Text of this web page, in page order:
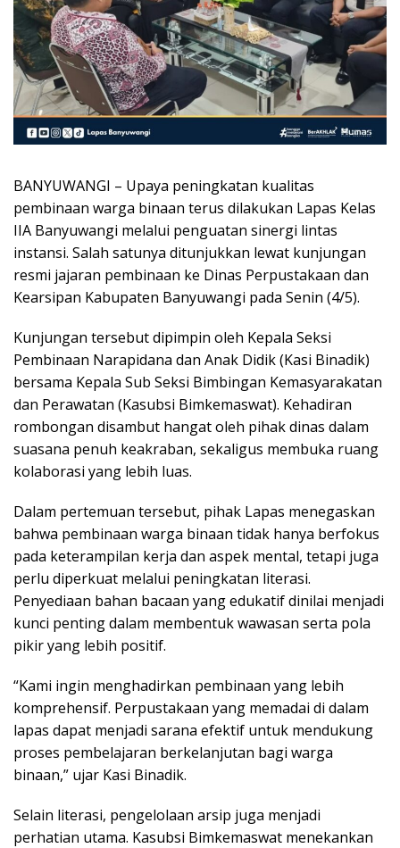
BANYUWANGI – Upaya peningkatan kualitas
pembinaan warga binaan terus dilakukan Lapas Kelas
IIA Banyuwangi melalui penguatan sinergi lintas
instansi. Salah satunya ditunjukkan lewat kunjungan
resmi jajaran pembinaan ke Dinas Perpustakaan dan
Kearsipan Kabupaten Banyuwangi pada Senin (4/5).
Kunjungan tersebut dipimpin oleh Kepala Seksi
Pembinaan Narapidana dan Anak Didik (Kasi Binadik)
bersama Kepala Sub Seksi Bimbingan Kemasyarakatan
dan Perawatan (Kasubsi Bimkemaswat). Kehadiran
rombongan disambut hangat oleh pihak dinas dalam
suasana penuh keakraban, sekaligus membuka ruang
kolaborasi yang lebih luas.
Dalam pertemuan tersebut, pihak Lapas menegaskan
bahwa pembinaan warga binaan tidak hanya berfokus
pada keterampilan kerja dan aspek mental, tetapi juga
perlu diperkuat melalui peningkatan literasi.
Penyediaan bahan bacaan yang edukatif dinilai menjadi
kunci penting dalam membentuk wawasan serta pola
pikir yang lebih positif.
“Kami ingin menghadirkan pembinaan yang lebih
komprehensif. Perpustakaan yang memadai di dalam
lapas dapat menjadi sarana efektif untuk mendukung
proses pembelajaran berkelanjutan bagi warga
binaan,” ujar Kasi Binadik.
Selain literasi, pengelolaan arsip juga menjadi
perhatian utama. Kasubsi Bimkemaswat menekankan